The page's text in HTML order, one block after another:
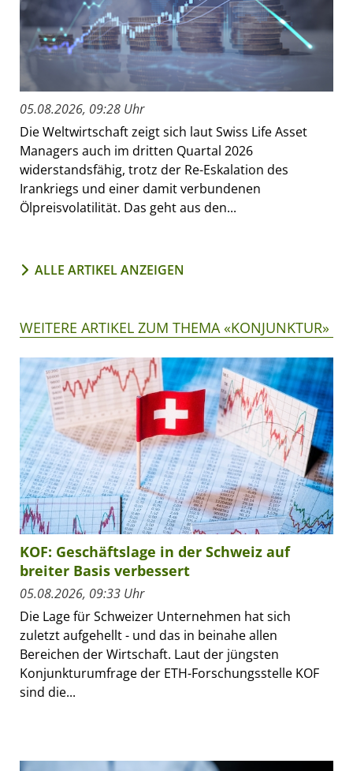
05.08.2026, 09:28 Uhr
Die Weltwirtschaft zeigt sich laut Swiss Life Asset
Managers auch im dritten Quartal 2026
widerstandsfähig, trotz der Re-Eskalation des
Irankriegs und einer damit verbundenen
Ölpreisvolatilität. Das geht aus den...
ALLE ARTIKEL ANZEIGEN
WEITERE ARTIKEL ZUM THEMA «KONJUNKTUR»
KOF: Geschäftslage in der Schweiz auf
breiter Basis verbessert
05.08.2026, 09:33 Uhr
Die Lage für Schweizer Unternehmen hat sich
zuletzt aufgehellt - und das in beinahe allen
Bereichen der Wirtschaft. Laut der jüngsten
Konjunkturumfrage der ETH-Forschungsstelle KOF
sind die...